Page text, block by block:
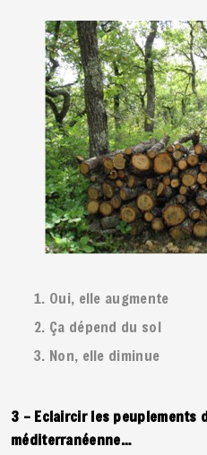
Oui, elle augmente
Ça dépend du sol
Non, elle diminue
3 – Eclaircir les peuplements
méditerranéenne…